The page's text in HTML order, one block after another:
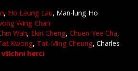
, Ho Leung Lau, Man-lung Ho
Wing Chan
Wah, Ekin Cheng, Chuen-Yee Cha,
Kwong, Tat-Ming Cheung, Charles
všichni herci